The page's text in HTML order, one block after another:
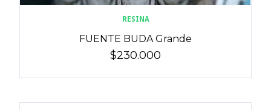
RESINA
FUENTE BUDA Grande
$230.000